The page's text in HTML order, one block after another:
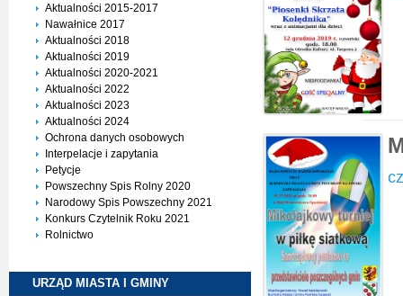
Aktualności 2015-2017
Nawałnice 2017
Aktualności 2018
Aktualności 2019
Aktualności 2020-2021
Aktualności 2022
Aktualności 2023
Aktualności 2024
Ochrona danych osobowych
Interpelacje i zapytania
Petycje
Powszechny Spis Rolny 2020
Narodowy Spis Powszechny 2021
Konkurs Czytelnik Roku 2021
Rolnictwo
URZĄD MIASTA I GMINY